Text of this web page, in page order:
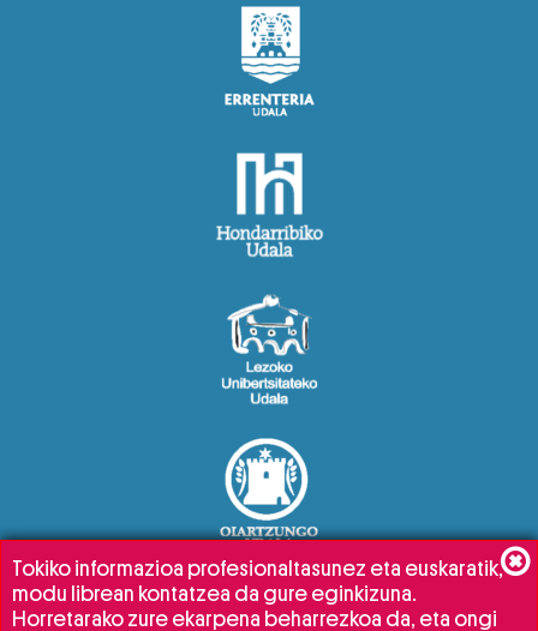
Tokiko informazioa profesionaltasunez eta euskaratik,
modu librean kontatzea da gure eginkizuna.
Horretarako zure ekarpena beharrezkoa da, eta ongi